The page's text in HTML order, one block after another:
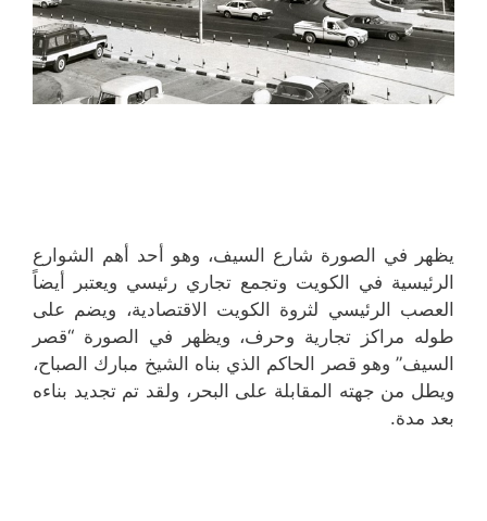
يظهر في الصورة شارع السيف، وهو أحد أهم الشوارع
الرئيسية في الكويت وتجمع تجاري رئيسي ويعتبر أيضاً
العصب الرئيسي لثروة الكويت الاقتصادية، ويضم على
طوله مراكز تجارية وحرف، ويظهر في الصورة “قصر
السيف” وهو قصر الحاكم الذي بناه الشيخ مبارك الصباح،
ويطل من جهته المقابلة على البحر، ولقد تم تجديد بناءه
بعد مدة.